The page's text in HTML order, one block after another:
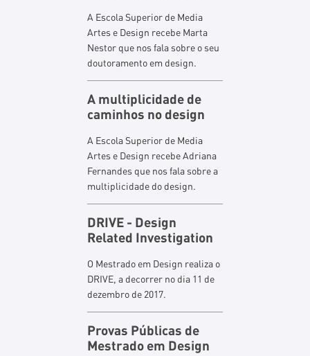
A Escola Superior de Media
Artes e Design recebe Marta
Nestor que nos fala sobre o seu
doutoramento em design.
A multiplicidade de
caminhos no design
A Escola Superior de Media
Artes e Design recebe Adriana
Fernandes que nos fala sobre a
multiplicidade do design.
DRIVE - Design
Related Investigation
O Mestrado em Design realiza o
DRIVE, a decorrer no dia 11 de
dezembro de 2017.
Provas Públicas de
Mestrado em Design